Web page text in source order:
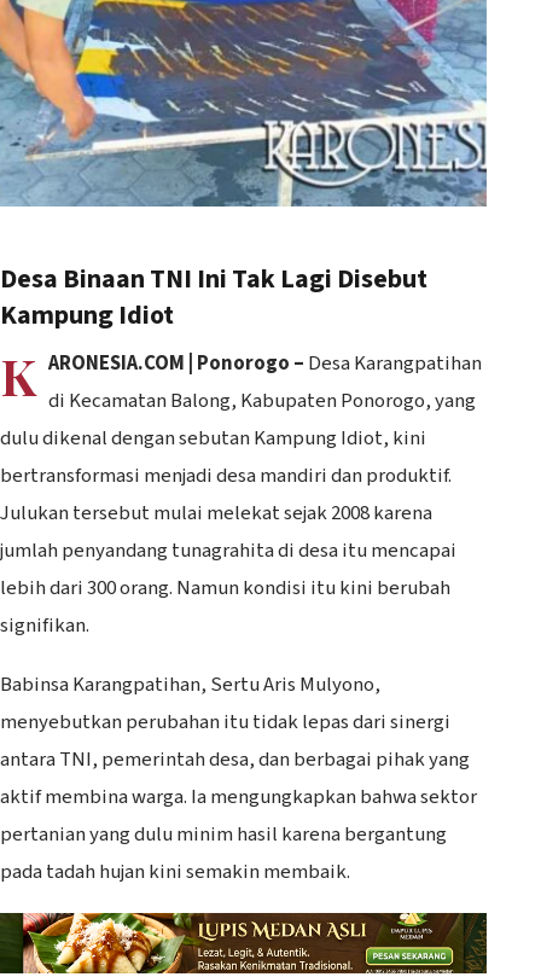
Desa Binaan TNI Ini Tak Lagi Disebut
Kampung Idiot
K ARONESIA.COM | Ponorogo – Desa Karangpatihan
di Kecamatan Balong, Kabupaten Ponorogo, yang
dulu dikenal dengan sebutan Kampung Idiot, kini
bertransformasi menjadi desa mandiri dan produktif.
Julukan tersebut mulai melekat sejak 2008 karena
jumlah penyandang tunagrahita di desa itu mencapai
lebih dari 300 orang. Namun kondisi itu kini berubah
signifikan.
Babinsa Karangpatihan, Sertu Aris Mulyono,
menyebutkan perubahan itu tidak lepas dari sinergi
antara TNI, pemerintah desa, dan berbagai pihak yang
aktif membina warga. Ia mengungkapkan bahwa sektor
pertanian yang dulu minim hasil karena bergantung
pada tadah hujan kini semakin membaik.